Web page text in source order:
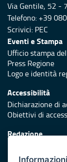
Via Gentile, 52 -
Telefono: +39
Scrivici: PEC
Eventi e Stampa
Ufficio stampa
Press Regione
Logo e identità
Accessibilità
Dichiarazione di
Obiettivi di
Redazione